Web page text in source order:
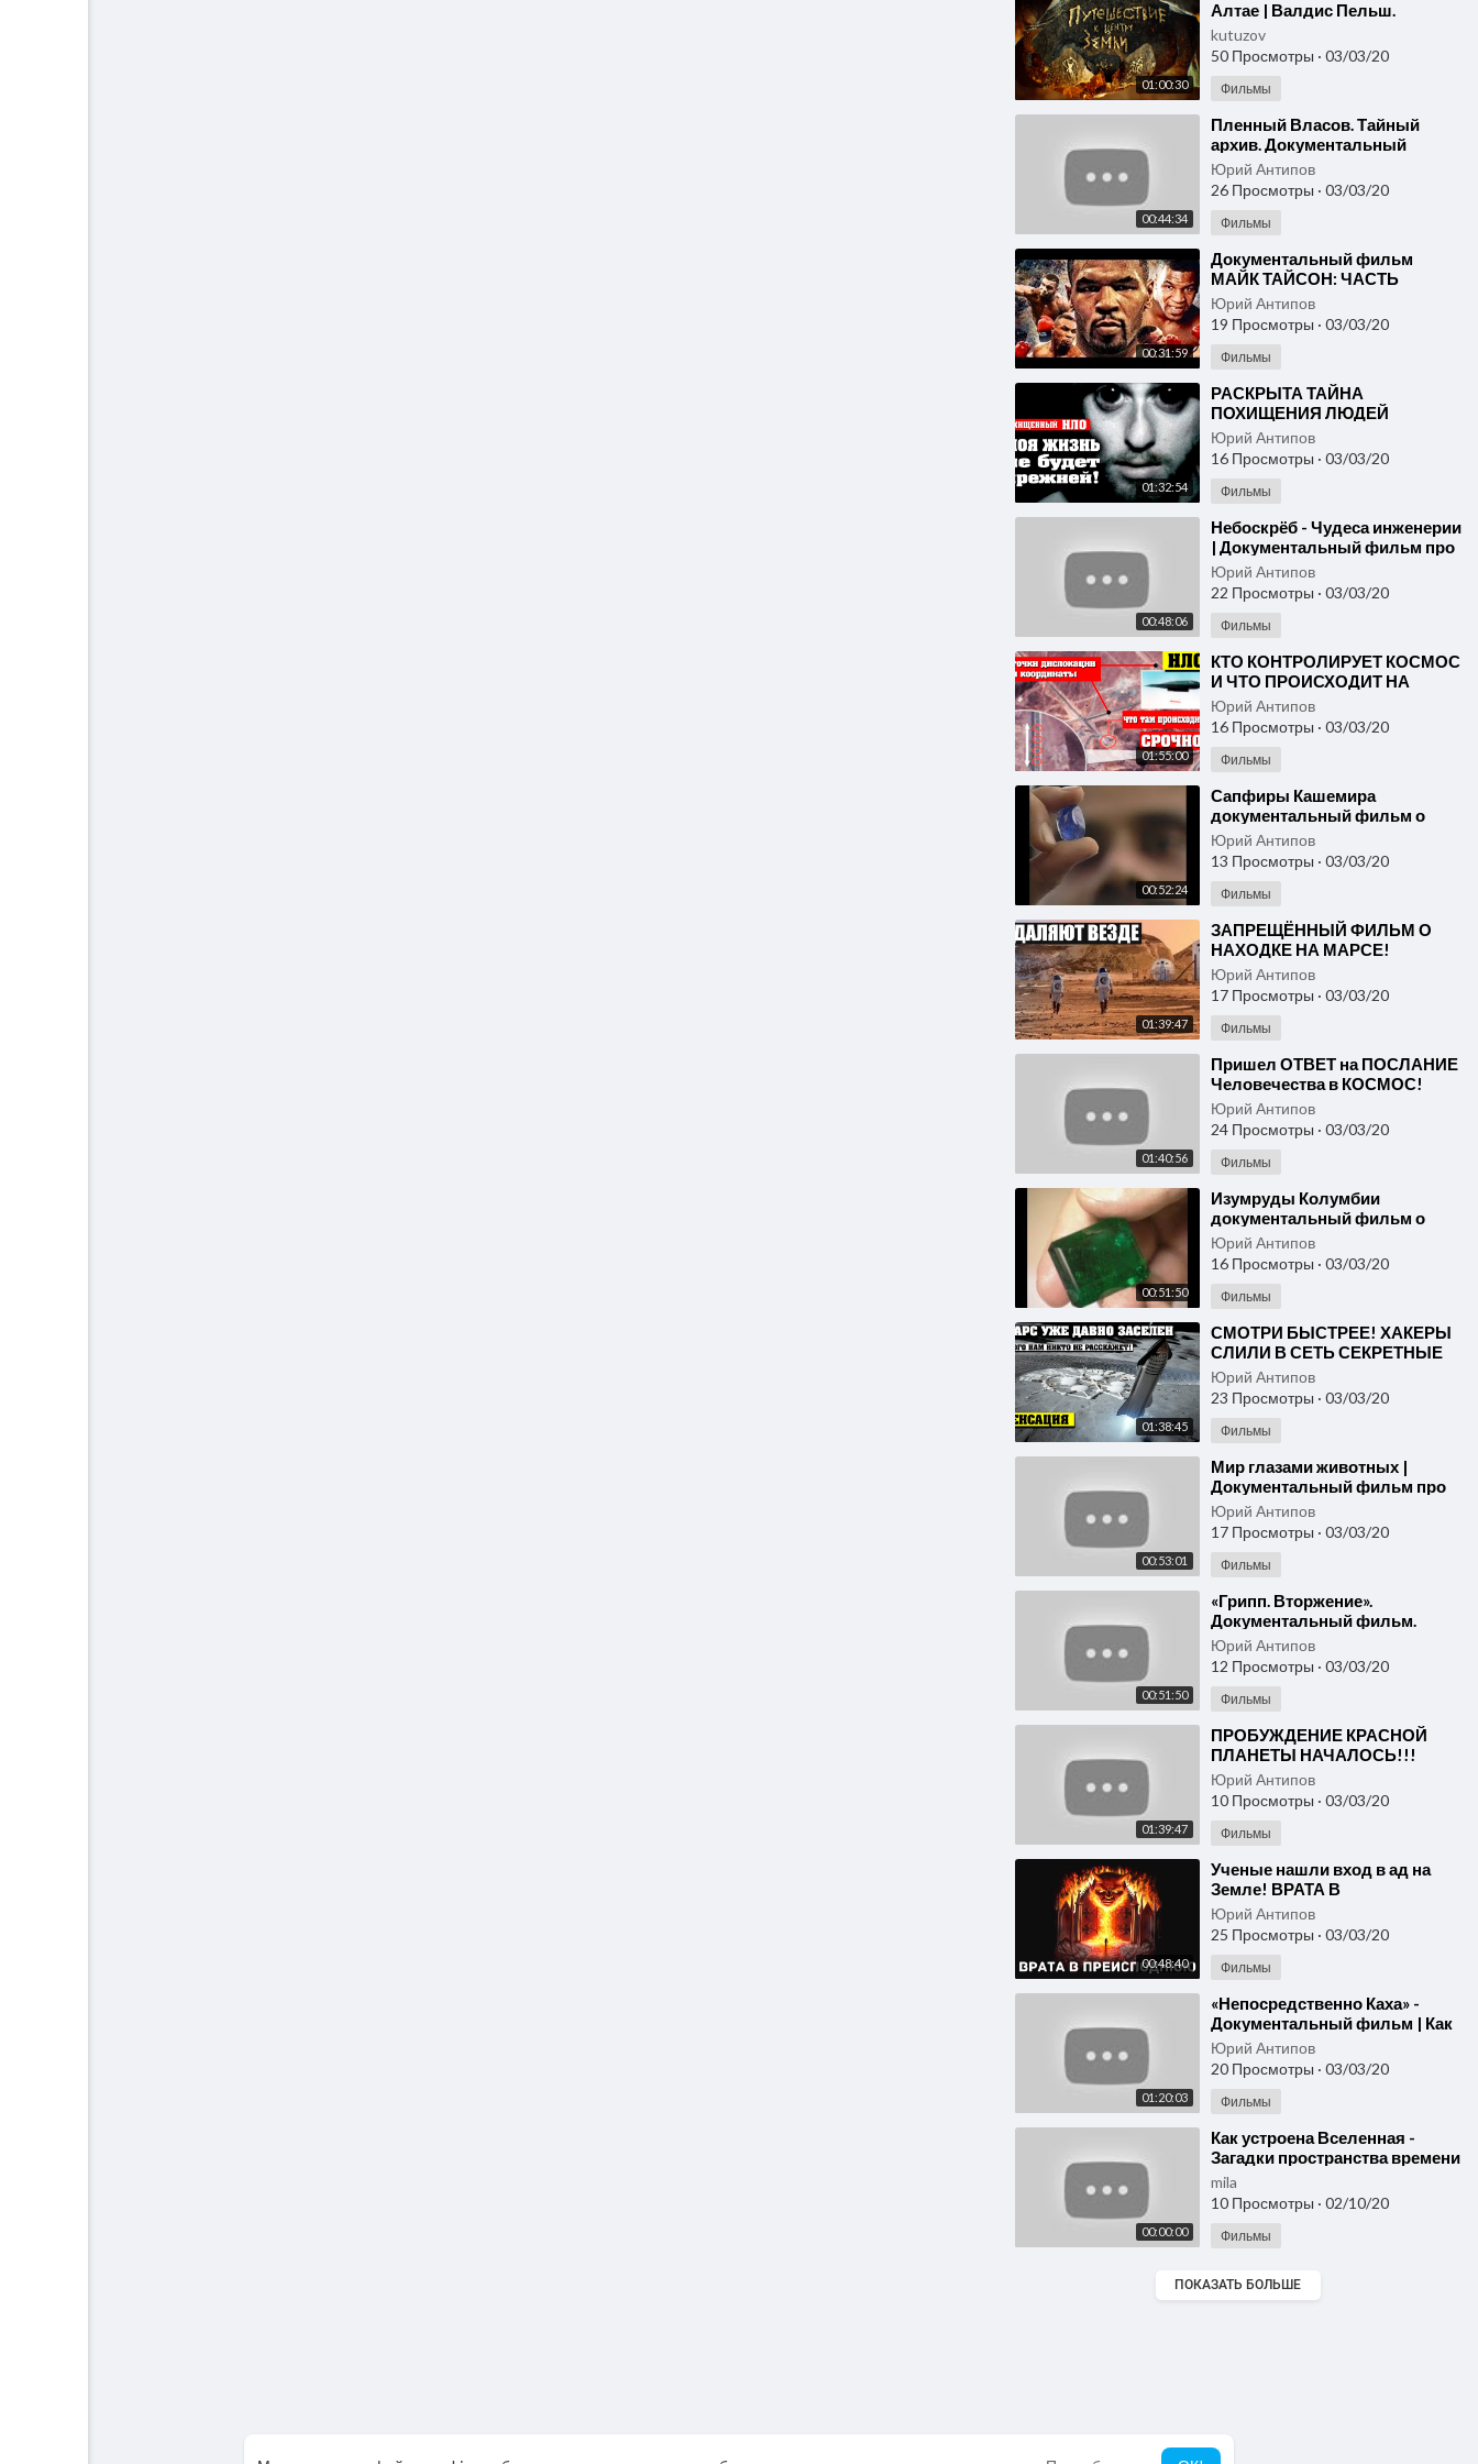
01:00:30
Алтае | Валдис Пельш.
Путешествие к центру земли
kutuzov
50 Просмотры · 03/03/20
Фильмы
00:44:34
⁣Пленный Власов. Тайный
архив. Документальный
фильм - Россия 24
Юрий Антипов
26 Просмотры · 03/03/20
Фильмы
00:31:59
⁣Документальный фильм
МАЙК ТАЙСОН: ЧАСТЬ
ПЕРВАЯ (2020)
Юрий Антипов
19 Просмотры · 03/03/20
Фильмы
01:32:54
⁣РАСКРЫТА ТАЙНА
ПОХИЩЕНИЯ ЛЮДЕЙ
ПРИШЕЛЬЦАМИ!
НЕВЕРОЯТНАЯ ИСТОРИЯ!
04.02.2020 Документальный
фильм hd
Юрий Антипов
16 Просмотры · 03/03/20
Фильмы
00:48:06
⁣Небоскрёб - Чудеса инженерии
| Документальный фильм про
небоскрёбы | (National
Geographic)
Юрий Антипов
22 Просмотры · 03/03/20
Фильмы
01:55:00
⁣КТО КОНТРОЛИРУЕТ КОСМОС
И ЧТО ПРОИСХОДИТ НА
ОРБИТЕ!? 28.02.2020
ДОКУМЕНТАЛЬНЫЙ ФИЛЬМ
HD новинка кино
Юрий Антипов
16 Просмотры · 03/03/20
Фильмы
00:52:24
⁣Сапфиры Кашемира
документальный фильм о
Patrick Voillot
Юрий Антипов
13 Просмотры · 03/03/20
Фильмы
01:39:47
⁣ЗАПРЕЩЁННЫЙ ФИЛЬМ О
НАХОДКЕ НА МАРСЕ!
24.02.2020
ДОКУМЕНТАЛЬНЫЙ ФИЛЬМ
Юрий Антипов
17 Просмотры · 03/03/20
Фильмы
01:40:56
⁣Пришел ОТВЕТ на ПОСЛАНИЕ
Человечества в КОСМОС!
01.03.2020 Документальный
фильм hd новинка кино
Юрий Антипов
24 Просмотры · 03/03/20
Фильмы
00:51:50
⁣Изумруды Колумбии
документальный фильм о
Patrick Voillot
Юрий Антипов
16 Просмотры · 03/03/20
Фильмы
01:38:45
⁣СМОТРИ БЫСТРЕЕ! ХАКЕРЫ
СЛИЛИ В СЕТЬ СЕКРЕТНЫЕ
ДАННЫЕ! 04.03.2020
ДОКУМЕНТАЛЬНЫЙ ФИЛЬМ
HD НОВИНКА
Юрий Антипов
23 Просмотры · 03/03/20
Фильмы
00:53:01
⁣Мир глазами животных |
Документальный фильм про
животных | (National
Geographic)
Юрий Антипов
17 Просмотры · 03/03/20
Фильмы
00:51:50
⁣«Грипп. Вторжение».
Документальный фильм.
Юрий Антипов
12 Просмотры · 03/03/20
Фильмы
01:39:47
⁣ПРОБУЖДЕНИЕ КРАСНОЙ
ПЛАНЕТЫ НАЧАЛОСЬ!!!
04.03.2020
ДОКУМЕНТАЛЬНЫЙ ФИЛЬМ
HD новинка кино
Юрий Антипов
10 Просмотры · 03/03/20
Фильмы
00:48:40
⁣Ученые нашли вход в ад на
Земле! ВРАТА В
ПРЕИСПОДНЮЮ.
Документальный фильм
Юрий Антипов
25 Просмотры · 03/03/20
Фильмы
01:20:03
⁣«Непосредственно Каха» -
Документальный фильм | Как
создавали, о проблемах с
выходом кино
Юрий Антипов
20 Просмотры · 03/03/20
Фильмы
00:00:00
⁣Как устроена Вселенная -
Загадки пространства времени
- Документальный фильм про
космос
mila
10 Просмотры · 02/10/20
Фильмы
ПОКАЗАТЬ БОЛЬШЕ